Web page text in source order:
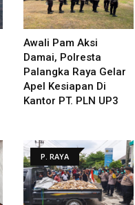
Awali Pam Aksi
Damai, Polresta
Palangka Raya Gelar
Apel Kesiapan Di
Kantor PT. PLN UP3
P. RAYA